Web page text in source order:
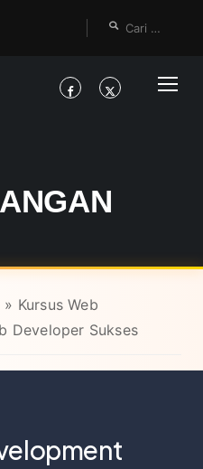
» Kursus Web
Developer Sukses